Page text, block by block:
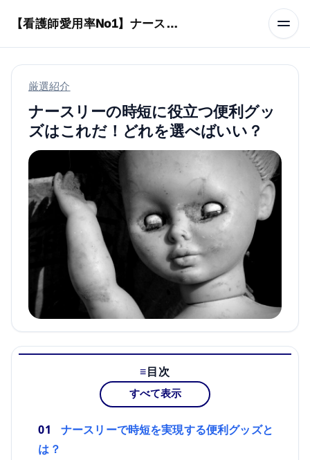
【看護師愛用率No1】ナースリーで人気の商品はコレ
厳選紹介
ナースリーの時短に役立つ便利グッ
ズはこれだ！どれを選べばいい？
目次
すべて表示
ナースリーで時短を実現する便利グッズと
は？